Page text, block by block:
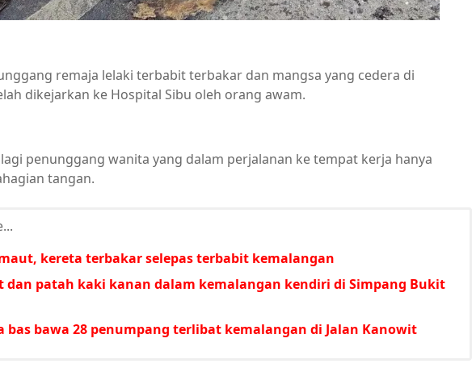
remaja lelaki terbabit terbakar dan mangsa yang cedera di
dikejarkan ke Hospital Sibu oleh orang awam.
penunggang wanita yang dalam perjalanan ke tempat kerja hanya
tangan.
kereta terbakar selepas terbabit kemalangan
dan patah kaki kanan dalam kemalangan kendiri di Simpang Bukit
bas bawa 28 penumpang terlibat kemalangan di Jalan Kanowit